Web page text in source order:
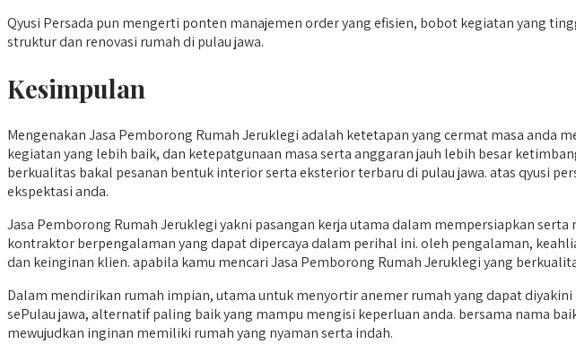
Qyusi Persada pun mengerti ponten manajemen order yang efisien, bobot kegiatan yang
struktur dan renovasi rumah di pulau jawa.
Kesimpulan
Mengenakan Jasa Pemborong Rumah Jeruklegi adalah ketetapan yang cermat masa
kegiatan yang lebih baik, dan ketepatgunaan masa serta anggaran jauh lebih besar
berkualitas bakal pesanan bentuk interior serta eksterior terbaru di pulau jawa. atas qyusi
ekspektasi anda.
Jasa Pemborong Rumah Jeruklegi yakni pasangan kerja utama dalam mempersiapkan
kontraktor berpengalaman yang dapat dipercaya dalam perihal ini. oleh pengalaman,
dan keinginan klien. apabila kamu mencari Jasa Pemborong Rumah Jeruklegi yang
Dalam mendirikan rumah impian, utama untuk menyortir anemer rumah yang dapat
sePulau jawa, alternatif paling baik yang mampu mengisi keperluan anda. bersama nama
mewujudkan inginan memiliki rumah yang nyaman serta indah.